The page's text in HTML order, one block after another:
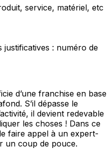
service, matériel, etc
justificatives : numéro de
d’une franchise en base
S’il dépasse le
il devient redevable
les choses ! Dans ce
faire appel à un expert-
un coup de pouce.